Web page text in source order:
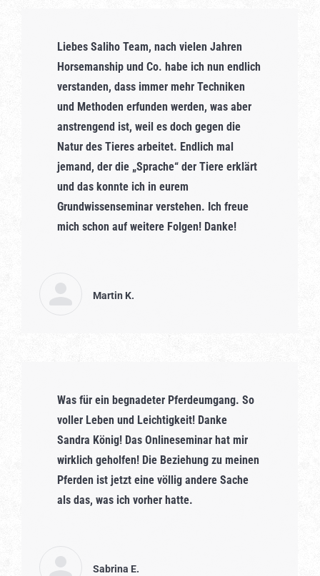
Liebes Saliho Team, nach vielen Jahren
Horsemanship und Co. habe ich nun endlich
verstanden, dass immer mehr Techniken
und Methoden erfunden werden, was aber
anstrengend ist, weil es doch gegen die
Natur des Tieres arbeitet. Endlich mal
jemand, der die „Sprache“ der Tiere erklärt
und das konnte ich in eurem
Grundwissenseminar verstehen. Ich freue
mich schon auf weitere Folgen! Danke!
Martin K.
Was für ein begnadeter Pferdeumgang. So
voller Leben und Leichtigkeit! Danke
Sandra König! Das Onlineseminar hat mir
wirklich geholfen! Die Beziehung zu meinen
Pferden ist jetzt eine völlig andere Sache
als das, was ich vorher hatte.
Sabrina E.